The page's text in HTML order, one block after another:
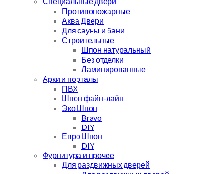
Противопожарные
Аква Двери
Для сауны и бани
Строительные
Шпон натуральный
Без отделки
Ламинированные
Арки и порталы
ПВХ
Шпон файн-лайн
Эко Шпон
Bravo
DIY
Евро Шпон
DIY
Фурнитура и прочее
Для раздвижных дверей